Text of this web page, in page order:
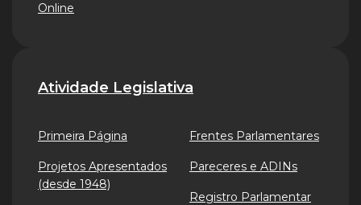
Online
Atividade Legislativa
Primeira Página
Projetos Apresentados
(desde 1948)
Frentes Parlamentares
Pareceres e ADINs
Registro Parlamentar